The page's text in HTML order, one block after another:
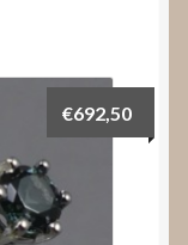
€692,50